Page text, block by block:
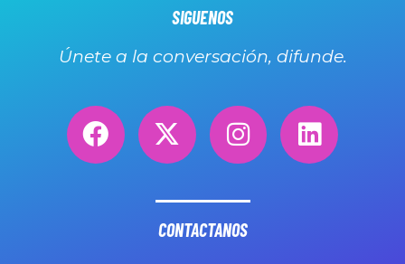
SIGUENOS
Únete a la conversación, difunde.
CONTACTANOS